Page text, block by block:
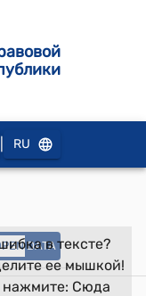
RU
DATAв тексте?
ее мышкой!
Сюда